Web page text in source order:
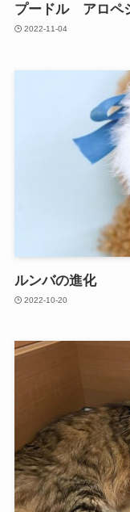
プードル アロ
2022-11-04
ルンバの進化
2022-10-20